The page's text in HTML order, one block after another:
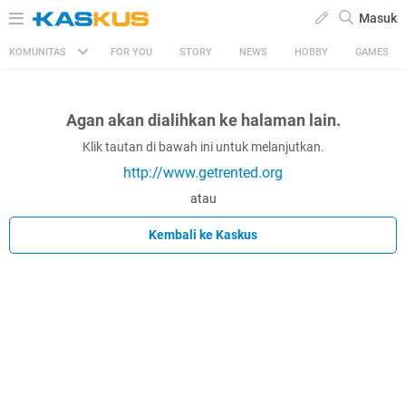
Masuk
KOMUNITAS FOR YOU STORY NEWS HOBBY GAMES
Agan akan dialihkan ke halaman lain.
Klik tautan di bawah ini untuk melanjutkan.
http://www.getrented.org
atau
Kembali ke Kaskus